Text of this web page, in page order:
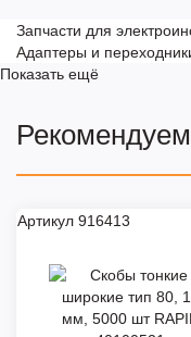
Запчасти для
Адаптеры и
Показать ещё
Артикул 916413